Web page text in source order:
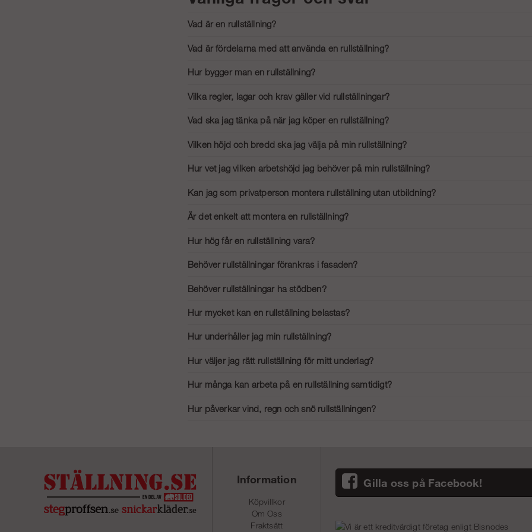
Vad är en rullställning?
arbetsplatsen.
Vad är fördelarna med att använda en rullställning?
kan användas både inomhus och utomhus.
Hur bygger man en rullställning?
stabil innan du använder den. Följ tillverkarens instruktioner noggrant.
Vilka regler, lagar och krav gäller vid rullställningar?
för att säkerställa säkerheten.
Vad ska jag tänka på när jag köper en rullställning?
även till att den uppfyller säkerhetskraven.
Vilken höjd och bredd ska jag välja på min rullställning?
passar bättre för utomhusbruk och större projekt.
Hur vet jag vilken arbetshöjd jag behöver på min rullställning?
flexibilitet för olika projekt.
Kan jag som privatperson montera rullställning utan utbildning?
Ja, som privatperson kan du montera en rullställning utan formell utbildning, men det är starkt
säkerhetsföreskrifter noggrant för att säkerställa säkerheten.
Är det enkelt att montera en rullställning?
igång med arbetet.
Hur hög får en rullställning vara?
anges av tillverkaren och Arbetsmiljöverket.
Behöver rullställningar förankras i fasaden?
höjder eller i blåsiga förhållanden för extra stabilitet.
Behöver rullställningar ha stödben?
Hur mycket kan en rullställning belastas?
Belastningskapaciteten för en rullställning varierar beroende på modell, men de flesta rullställningar
tillverkarens specifikationer för exakt kapacitet.
Hur underhåller jag min rullställning?
allt är i gott skick. Smörj rörliga delar och byt ut slitna eller skadade komponenter omedelbart.
Hur väljer jag rätt rullställning för mitt underlag?
ojämna ytor kan kräva större och mer robusta hjul för bättre stabilitet.
Hur många kan arbeta på en rullställning samtidigt?
att du inte överskrider den rekommenderade belastningen.
Hur påverkar vind, regn och snö rullställningen?
Information
Köpvillkor
Om Oss
Fraktsätt
Gilla oss på Facebook!